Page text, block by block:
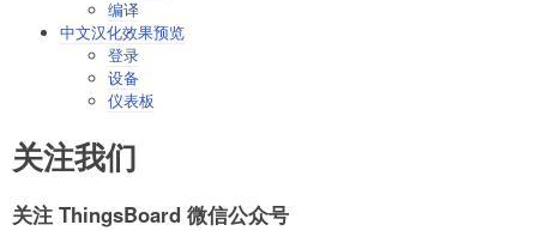
编译
中文汉化效果预览
登录
设备
仪表板
关注我们
关注 ThingsBoard 微信公众号